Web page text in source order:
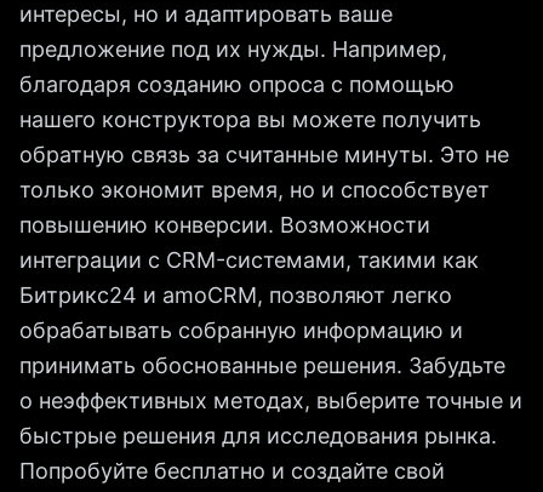
интересы, но и адаптировать ваше
предложение под их нужды. Например,
благодаря созданию опроса с помощью
нашего конструктора вы можете получить
обратную связь за считанные минуты. Это не
только экономит время, но и способствует
повышению конверсии. Возможности
интеграции с CRM-системами, такими как
Битрикс24 и amoCRM, позволяют легко
обрабатывать собранную информацию и
принимать обоснованные решения. Забудьте
о неэффективных методах, выберите точные и
быстрые решения для исследования рынка.
Попробуйте бесплатно и создайте свой